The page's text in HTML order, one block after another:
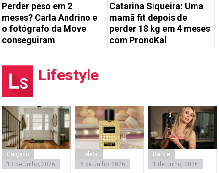
Perder peso em 2
meses? Carla Andrino e
o fotógrafo da Move
conseguiram
Catarina Siqueira: Uma
mamã fit depois de
perder 18 kg em 4 meses
com PronoKal
Lifestyle
Calçado
13 de Julho, 2026
Lisboa
8 de Julho, 2026
Barbie
1 de Julho, 2026